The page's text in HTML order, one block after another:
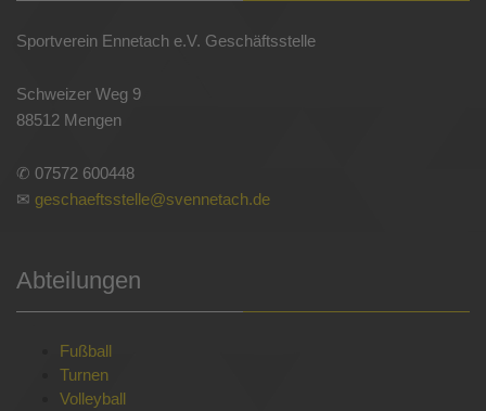
Sportverein Ennetach e.V. Geschäftsstelle
Schweizer Weg 9
88512 Mengen
✆ 07572 600448
✉ geschaeftsstelle@svennetach.de
Abteilungen
Fußball
Turnen
Volleyball